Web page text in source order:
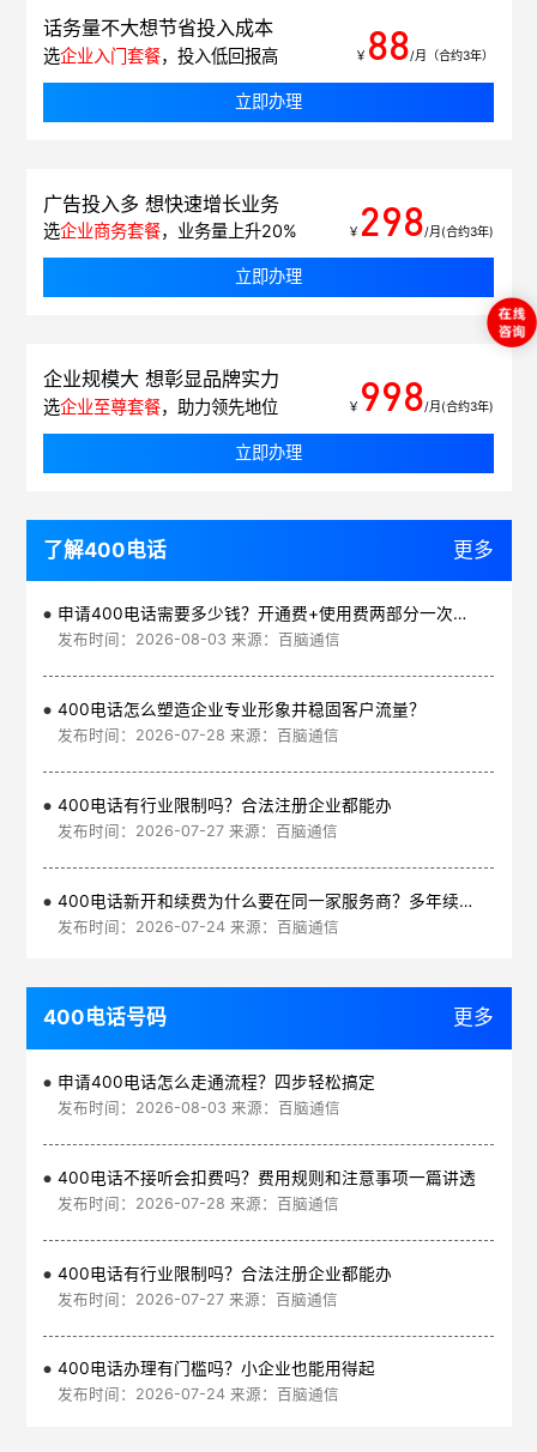
话务量不大想节省投入成本
选企业入门套餐，投入低回报高 ￥ 88/月（合约3年）
立即办理
广告投入多 想快速增长业务
选企业商务套餐，业务量上升20% ￥ 298/月(合约3年)
立即办理
企业规模大 想彰显品牌实力
选企业至尊套餐，助力领先地位 ￥ 998/月(合约3年)
立即办理
了解400电话 更多
申请400电话需要多少钱？开通费+使用费两部分一次讲清
发布时间：2026-08-03 来源：百脑通信
400电话怎么塑造企业专业形象并稳固客户流量？
发布时间：2026-07-28 来源：百脑通信
400电话有行业限制吗？合法注册企业都能办
发布时间：2026-07-27 来源：百脑通信
400电话新开和续费为什么要在同一家服务商？多年续费更划算
发布时间：2026-07-24 来源：百脑通信
400电话号码 更多
申请400电话怎么走通流程？四步轻松搞定
发布时间：2026-08-03 来源：百脑通信
400电话不接听会扣费吗？费用规则和注意事项一篇讲透
发布时间：2026-07-28 来源：百脑通信
400电话有行业限制吗？合法注册企业都能办
发布时间：2026-07-27 来源：百脑通信
400电话办理有门槛吗？小企业也能用得起
发布时间：2026-07-24 来源：百脑通信